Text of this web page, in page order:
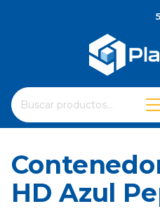
Buscar
por:
Cuando hay resultados
HD Azul